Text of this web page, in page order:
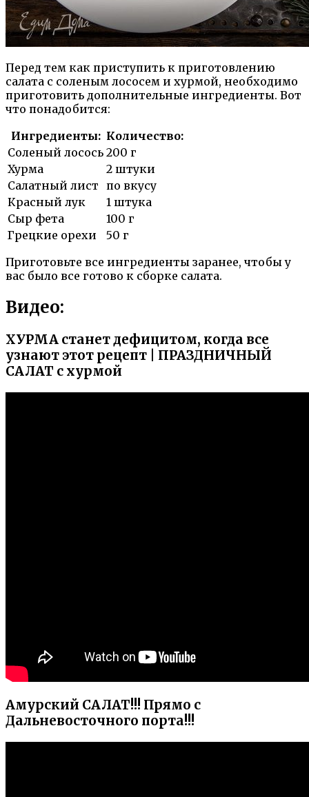
Перед тем как приступить к приготовлению
салата с соленым лососем и хурмой, необходимо
приготовить дополнительные ингредиенты. Вот
что понадобится:
Ингредиенты: Количество:
Соленый лосось 200 г
Хурма
2 штуки
Салатный лист по вкусу
Красный лук
1 штука
Сыр фета
100 г
Грецкие орехи
50 г
Приготовьте все ингредиенты заранее, чтобы у
вас было все готово к сборке салата.
Видео:
ХУРМА станет дефицитом, когда все
узнают этот рецепт | ПРАЗДНИЧНЫЙ
САЛАТ с хурмой
Амурский САЛАТ!!! Прямо с
Дальневосточного порта!!!